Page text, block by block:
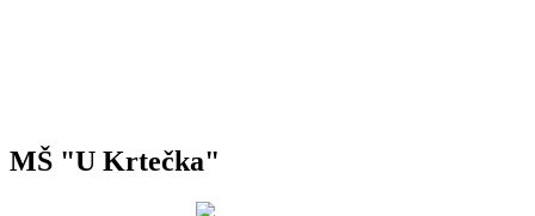
MŠ "U Krtečka"